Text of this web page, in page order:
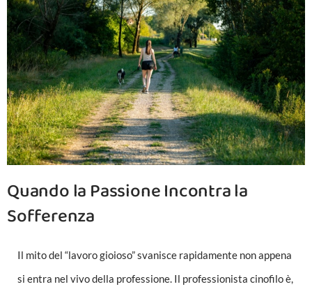
Quando la Passione Incontra la
Sofferenza
Il mito del “lavoro gioioso” svanisce rapidamente non appena
si entra nel vivo della professione. Il professionista cinofilo è,